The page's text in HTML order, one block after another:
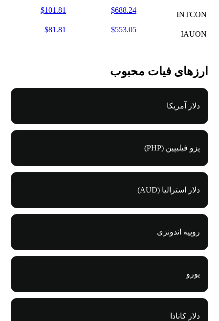
INTCON
$688.24
$101.81
IAUON
$553.05
$81.81
ارزهای فیات محبوب
دلار آمریکا
پزو فیلیپین (PHP)
دلار استرالیا (AUD)
روپیه اندونزی
یورو
دلار کانادا